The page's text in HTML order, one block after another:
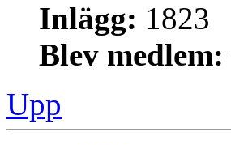
Inlägg: 1823
Blev medlem:
Upp